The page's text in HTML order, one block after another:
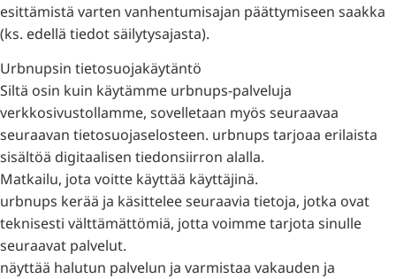
esittämistä varten vanhentumisajan päättymiseen saakka
(ks. edellä tiedot säilytysajasta).
Urbnupsin tietosuojakäytäntö
Siltä osin kuin käytämme urbnups-palveluja
verkkosivustollamme, sovelletaan myös seuraavaa
seuraavan tietosuojaselosteen. urbnups tarjoaa erilaista
sisältöä digitaalisen tiedonsiirron alalla.
Matkailu, jota voitte käyttää käyttäjinä.
urbnups kerää ja käsittelee seuraavia tietoja, jotka ovat
teknisesti välttämättömiä, jotta voimme tarjota sinulle
seuraavat palvelut.
näyttää halutun palvelun ja varmistaa vakauden ja